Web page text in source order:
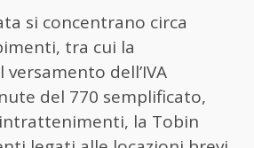
si concentrano circa
tra cui la
dell’IVA
del 770 semplificato,
la Tobin